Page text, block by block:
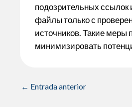
подозрительных ссылок
файлы только с
источников. Такие меры
минимизировать
← Entrada anterior